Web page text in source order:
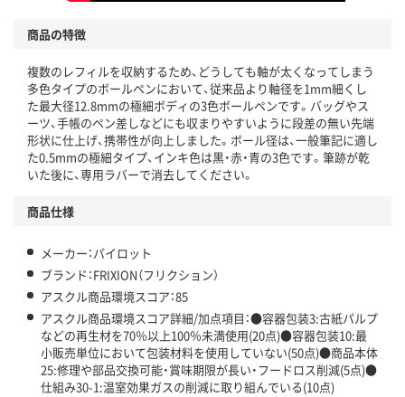
商品の特徴
複数のレフィルを収納するため、どうしても軸が太くなってしまう
多色タイプのボールペンにおいて、従来品より軸径を1mm細くし
た最大径12.8mmの極細ボディの3色ボールペンです。バッグやス
ーツ、手帳のペン差しなどにも収まりやすいように段差の無い先端
形状に仕上げ、携帯性が向上しました。ボール径は、一般筆記に適し
た0.5mmの極細タイプ、インキ色は黒・赤・青の3色です。筆跡が乾
いた後に、専用ラバーで消去してください。
商品仕様
メーカー：パイロット
ブランド：FRIXION（フリクション）
アスクル商品環境スコア：85
アスクル商品環境スコア詳細/加点項目：●容器包装3:古紙パルプ
などの再生材を70％以上100％未満使用(20点)●容器包装10:最
小販売単位において包装材料を使用していない(50点)●商品本体
25:修理や部品交換可能・賞味期限が長い・フードロス削減(5点)●
仕組み30-1:温室効果ガスの削減に取り組んでいる(10点)